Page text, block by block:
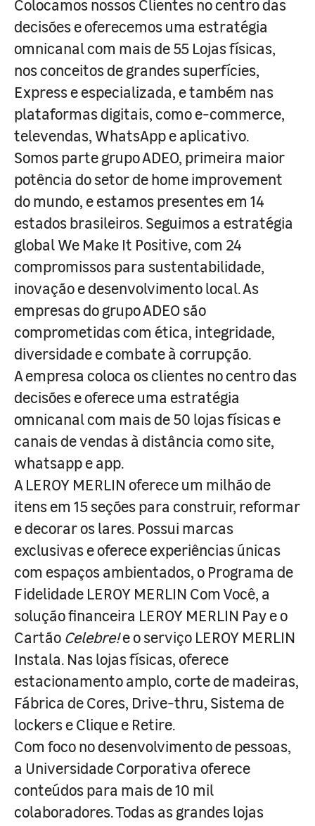
Colocamos nossos Clientes no centro das
decisões e oferecemos uma estratégia
omnicanal com mais de 55 Lojas físicas,
nos conceitos de grandes superfícies,
Express e especializada, e também nas
plataformas digitais, como e-commerce,
televendas, WhatsApp e aplicativo.
Somos parte grupo ADEO, primeira maior
potência do setor de home improvement
do mundo, e estamos presentes em 14
estados brasileiros. Seguimos a estratégia
global We Make It Positive, com 24
compromissos para sustentabilidade,
inovação e desenvolvimento local. As
empresas do grupo ADEO são
comprometidas com ética, integridade,
diversidade e combate à corrupção.
A empresa coloca os clientes no centro das
decisões e oferece uma estratégia
omnicanal com mais de 50 lojas físicas e
canais de vendas à distância como site,
whatsapp e app.
A LEROY MERLIN oferece um milhão de
itens em 15 seções para construir, reformar
e decorar os lares. Possui marcas
exclusivas e oferece experiências únicas
com espaços ambientados, o Programa de
Fidelidade LEROY MERLIN Com Você, a
solução financeira LEROY MERLIN Pay e o
Cartão Celebre!e o serviço LEROY MERLIN
Instala. Nas lojas físicas, oferece
estacionamento amplo, corte de madeiras,
Fábrica de Cores, Drive-thru, Sistema de
lockers e Clique e Retire.
Com foco no desenvolvimento de pessoas,
a Universidade Corporativa oferece
conteúdos para mais de 10 mil
colaboradores. Todas as grandes lojas